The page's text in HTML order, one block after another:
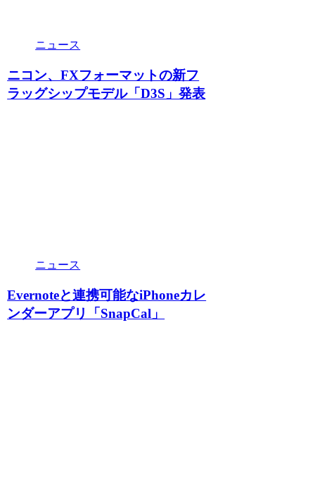
ニュース
ニコン、FXフォーマットの新フ
ラッグシップモデル「D3S」発表
ニュース
Evernoteと連携可能なiPhoneカレ
ンダーアプリ「SnapCal」